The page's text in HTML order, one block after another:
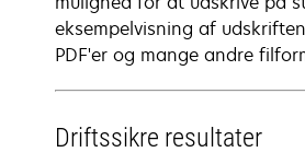
eksempelvisning af
PDF'er og mange andre
Driftssikre resultater